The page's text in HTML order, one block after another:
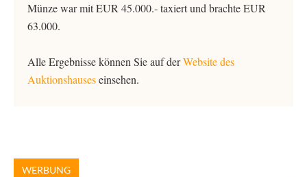
Münze war mit EUR 45.000.- taxiert und brachte EUR
63.000.
Alle Ergebnisse können Sie auf derWebsite des
Auktionshauseseinsehen.
WERBUNG